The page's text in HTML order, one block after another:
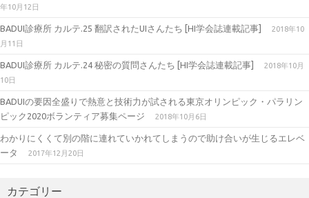
年10月12日
BADUI診療所 カルテ.25 翻訳されたUIさんたち [HI学会誌連載記事]
2018年10
月11日
BADUI診療所 カルテ.24 秘密の質問さんたち [HI学会誌連載記事]
2018年10月
10日
BADUIの要因全盛りで熱意と技術力が試される東京オリンピック・パラリン
ピック2020ボランティア募集ページ
2018年10月6日
わかりにくくて別の階に連れていかれてしまうので助け合いが生じるエレベ
ータ
2017年12月20日
カテゴリー